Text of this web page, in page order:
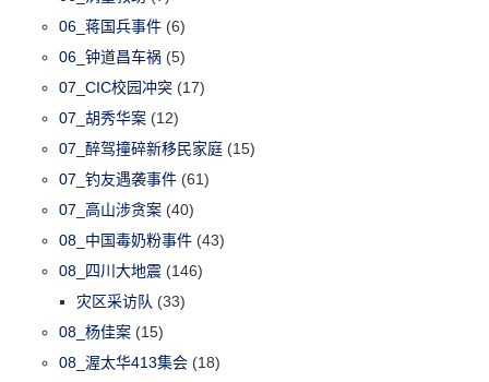
06_蒋国兵事件 (6)
06_钟道昌车祸 (5)
07_CIC校园冲突 (17)
07_胡秀华案 (12)
07_醉驾撞碎新移民家庭 (15)
07_钓友遇袭事件 (61)
07_高山涉贪案 (40)
08_中国毒奶粉事件 (43)
08_四川大地震 (146)
灾区采访队 (33)
08_杨佳案 (15)
08_渥太华413集会 (18)